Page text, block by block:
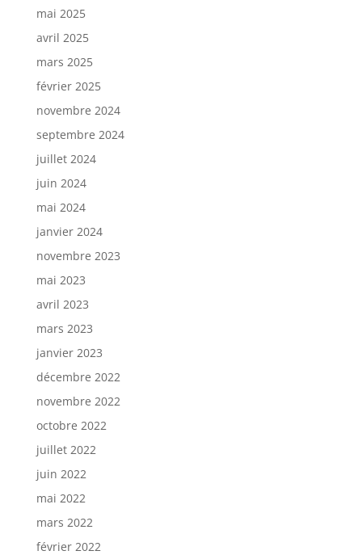
mai 2025
avril 2025
mars 2025
février 2025
novembre 2024
septembre 2024
juillet 2024
juin 2024
mai 2024
janvier 2024
novembre 2023
mai 2023
avril 2023
mars 2023
janvier 2023
décembre 2022
novembre 2022
octobre 2022
juillet 2022
juin 2022
mai 2022
mars 2022
février 2022